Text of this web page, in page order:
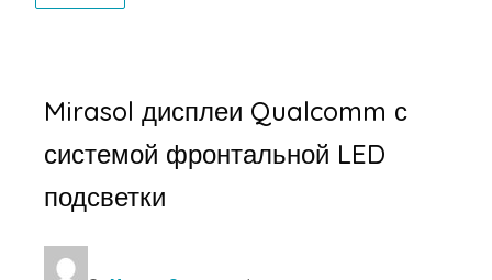
Mirasol дисплеи Qualcomm с
системой фронтальной LED
подсветки